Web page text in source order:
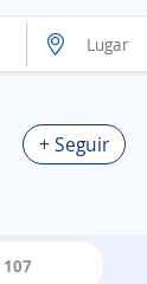
+ Seguir
107